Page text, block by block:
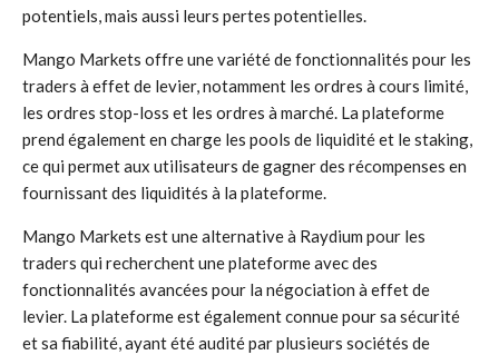
potentiels, mais aussi leurs pertes potentielles.
Mango Markets offre une variété de fonctionnalités pour les
traders à effet de levier, notamment les ordres à cours limité,
les ordres stop-loss et les ordres à marché. La plateforme
prend également en charge les pools de liquidité et le staking,
ce qui permet aux utilisateurs de gagner des récompenses en
fournissant des liquidités à la plateforme.
Mango Markets est une alternative à Raydium pour les
traders qui recherchent une plateforme avec des
fonctionnalités avancées pour la négociation à effet de
levier. La plateforme est également connue pour sa sécurité
et sa fiabilité, ayant été audité par plusieurs sociétés de